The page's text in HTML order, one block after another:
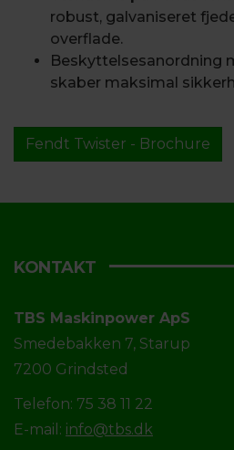
robust, galvaniseret
overflade.
Beskyttelsesanordning
skaber maksimal
Fendt Twister - Brochure
KONTAKT
TBS Maskinpower ApS
Smedebakken 7, Starup
7200 Grindsted
Telefon: 75 38 11 22
E-mail: info@tbs.dk